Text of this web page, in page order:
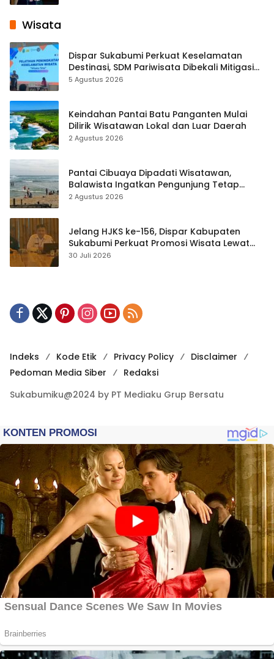
Wisata
Dispar Sukabumi Perkuat Keselamatan
Destinasi, SDM Pariwisata Dibekali Mitigasi
hingga Teknik Evakuasi
5 Agustus 2026
Keindahan Pantai Batu Panganten Mulai
Dilirik Wisatawan Lokal dan Luar Daerah
2 Agustus 2026
Pantai Cibuaya Dipadati Wisatawan,
Balawista Ingatkan Pengunjung Tetap
Waspada
2 Agustus 2026
Jelang HJKS ke-156, Dispar Kabupaten
Sukabumi Perkuat Promosi Wisata Lewat
Publikasi Digital
30 Juli 2026
Indeks Kode Etik Privacy Policy
Disclaimer
Pedoman Media Siber
Redaksi
Sukabumiku@2024 by PT Mediaku Grup Bersatu